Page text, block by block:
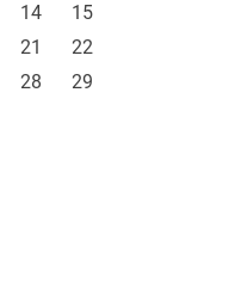
14
15
21
22
28
29